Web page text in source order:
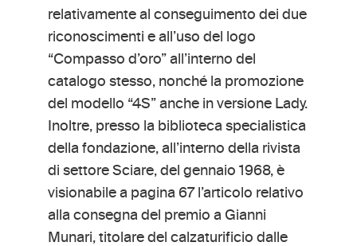
relativamente al conseguimento dei due
riconoscimenti e all’uso del logo
“Compasso d’oro” all’interno del
catalogo stesso, nonché la promozione
del modello “4S” anche in versione Lady.
Inoltre, presso la biblioteca specialistica
della fondazione, all’interno della rivista
di settore Sciare, del gennaio 1968, è
visionabile a pagina 67 l’articolo relativo
alla consegna del premio a Gianni
Munari, titolare del calzaturificio dalle